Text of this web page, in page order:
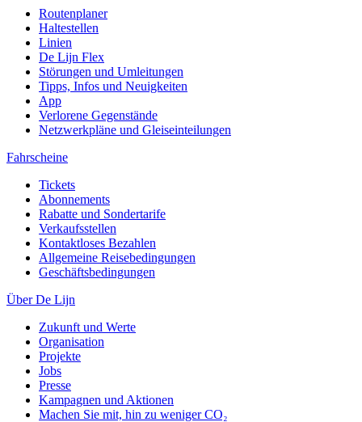
Routenplaner
Haltestellen
Linien
De Lijn Flex
Störungen und Umleitungen
Tipps, Infos und Neuigkeiten
App
Verlorene Gegenstände
Netzwerkpläne und Gleiseinteilungen
Fahrscheine
Tickets
Abonnements
Rabatte und Sondertarife
Verkaufsstellen
Kontaktloses Bezahlen
Allgemeine Reisebedingungen
Geschäftsbedingungen
Über De Lijn
Zukunft und Werte
Organisation
Projekte
Jobs
Presse
Kampagnen und Aktionen
Machen Sie mit, hin zu weniger CO₂